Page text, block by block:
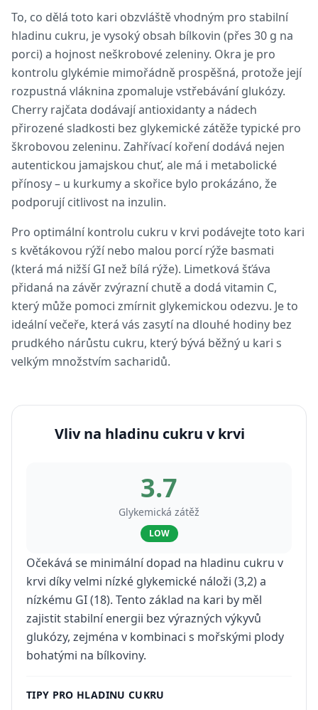
To, co dělá toto kari obzvláště vhodným pro stabilní
hladinu cukru, je vysoký obsah bílkovin (přes 30 g na
porci) a hojnost neškrobové zeleniny. Okra je pro
kontrolu glykémie mimořádně prospěšná, protože její
rozpustná vláknina zpomaluje vstřebávání glukózy.
Cherry rajčata dodávají antioxidanty a nádech
přirozené sladkosti bez glykemické zátěže typické pro
škrobovou zeleninu. Zahřívací koření dodává nejen
autentickou jamajskou chuť, ale má i metabolické
přínosy – u kurkumy a skořice bylo prokázáno, že
podporují citlivost na inzulin.
Pro optimální kontrolu cukru v krvi podávejte toto kari
s květákovou rýží nebo malou porcí rýže basmati
(která má nižší GI než bílá rýže). Limetková šťáva
přidaná na závěr zvýrazní chutě a dodá vitamin C,
který může pomoci zmírnit glykemickou odezvu. Je to
ideální večeře, která vás zasytí na dlouhé hodiny bez
prudkého nárůstu cukru, který bývá běžný u kari s
velkým množstvím sacharidů.
Vliv na hladinu cukru v krvi
3.7
Glykemická zátěž
LOW
Očekává se minimální dopad na hladinu cukru v
krvi díky velmi nízké glykemické náloži (3,2) a
nízkému GI (18). Tento základ na kari by měl
zajistit stabilní energii bez výrazných výkyvů
glukózy, zejména v kombinaci s mořskými plody
bohatými na bílkoviny.
TIPY PRO HLADINU CUKRU